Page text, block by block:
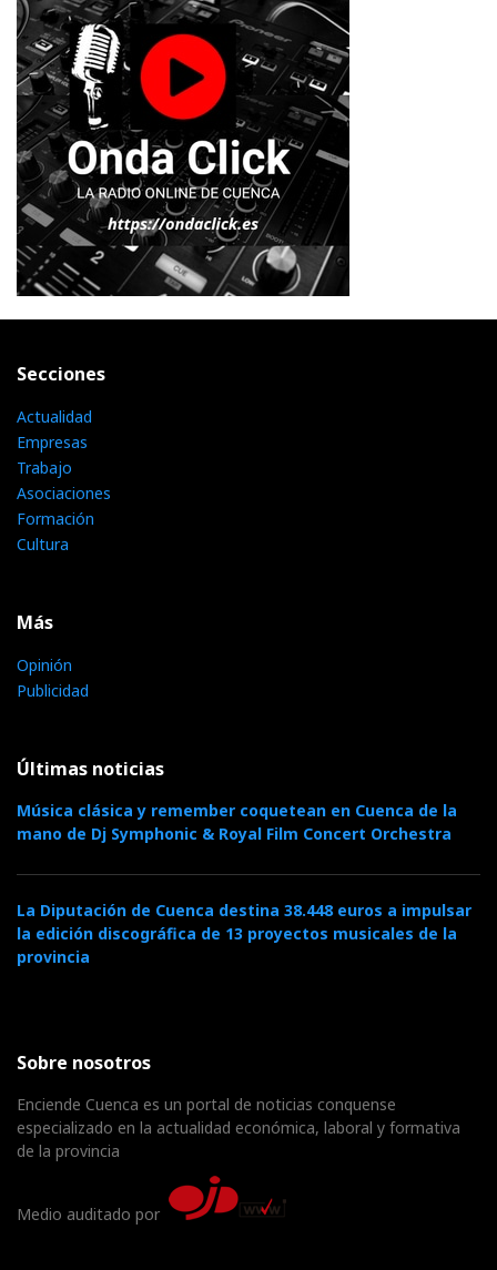
Secciones
Actualidad
Empresas
Trabajo
Asociaciones
Formación
Cultura
Más
Opinión
Publicidad
Últimas noticias
Música clásica y remember coquetean en Cuenca de la
mano de Dj Symphonic & Royal Film Concert Orchestra
La Diputación de Cuenca destina 38.448 euros a impulsar
la edición discográfica de 13 proyectos musicales de la
provincia
Sobre nosotros
Enciende Cuenca es un portal de noticias conquense
especializado en la actualidad económica, laboral y formativa
de la provincia
Medio auditado por